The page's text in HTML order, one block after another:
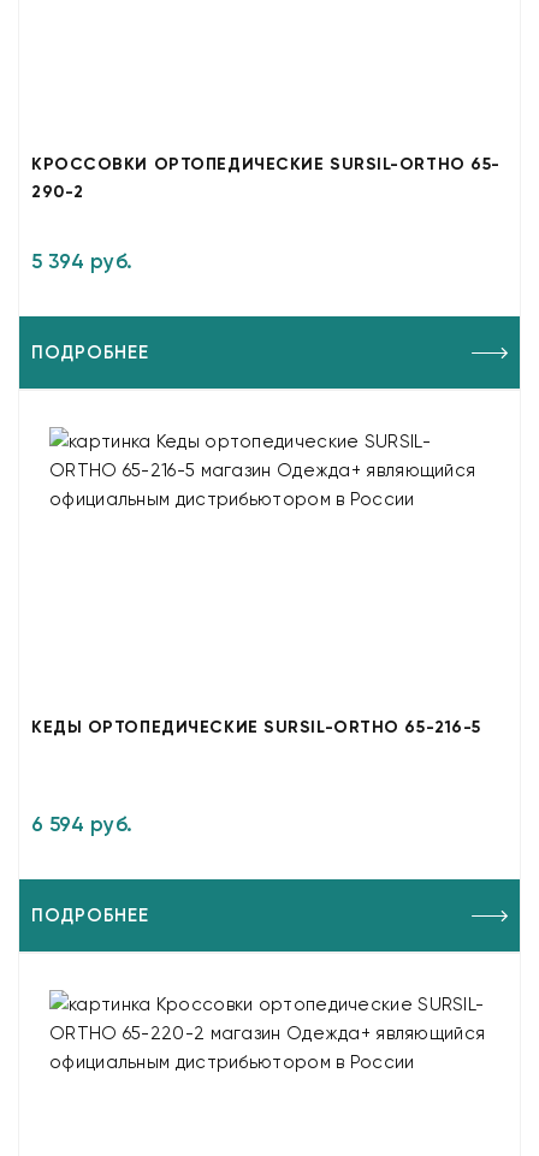
КРОССОВКИ ОРТОПЕДИЧЕСКИЕ SURSIL-ORTHO 65-
290-2
5 394 руб.
ПОДРОБНЕЕ
КЕДЫ ОРТОПЕДИЧЕСКИЕ SURSIL-ORTHO 65-216-5
6 594 руб.
ПОДРОБНЕЕ